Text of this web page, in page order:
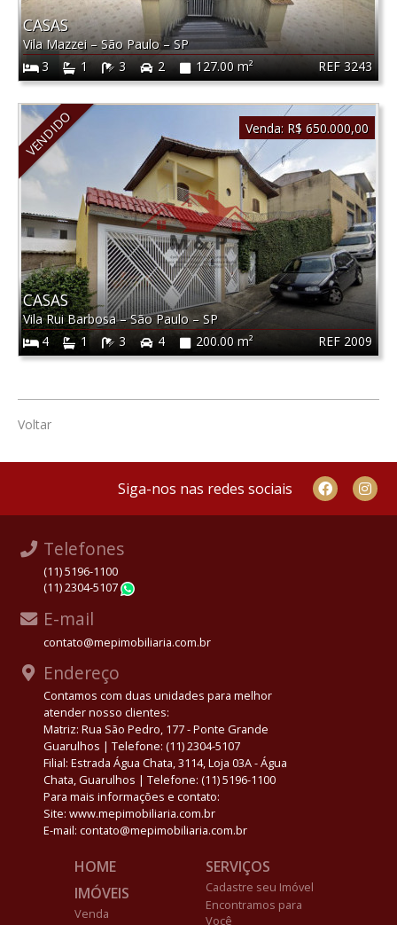
REF 3243
CASAS
Vila Mazzei –São Paulo– SP
3
1 3 2 127.00 m²
VENDIDO
REF 2009
CASAS
Vila Rui Barbosa–São Paulo– SP
4
1 3 4 200.00 m²
Venda: R$ 650.000,00
Voltar
Siga-nos nas redes sociais
Telefones
(11) 5196-1100
(11) 2304-5107
E-mail
contato@mepimobiliaria.com.br
Endereço
Contamos com duas unidades para melhor
atender nosso clientes:
Matriz: Rua São Pedro, 177 - Ponte Grande
Guarulhos | Telefone: (11) 2304-5107
Filial: Estrada Água Chata, 3114, Loja 03A - Água
Chata, Guarulhos | Telefone: (11) 5196-1100
Para mais informações e contato:
Site: www.mepimobiliaria.com.br
E-mail: contato@mepimobiliaria.com.br
HOME
IMÓVEIS
Venda
SERVIÇOS
Cadastre seu Imóvel
Encontramos para
Você